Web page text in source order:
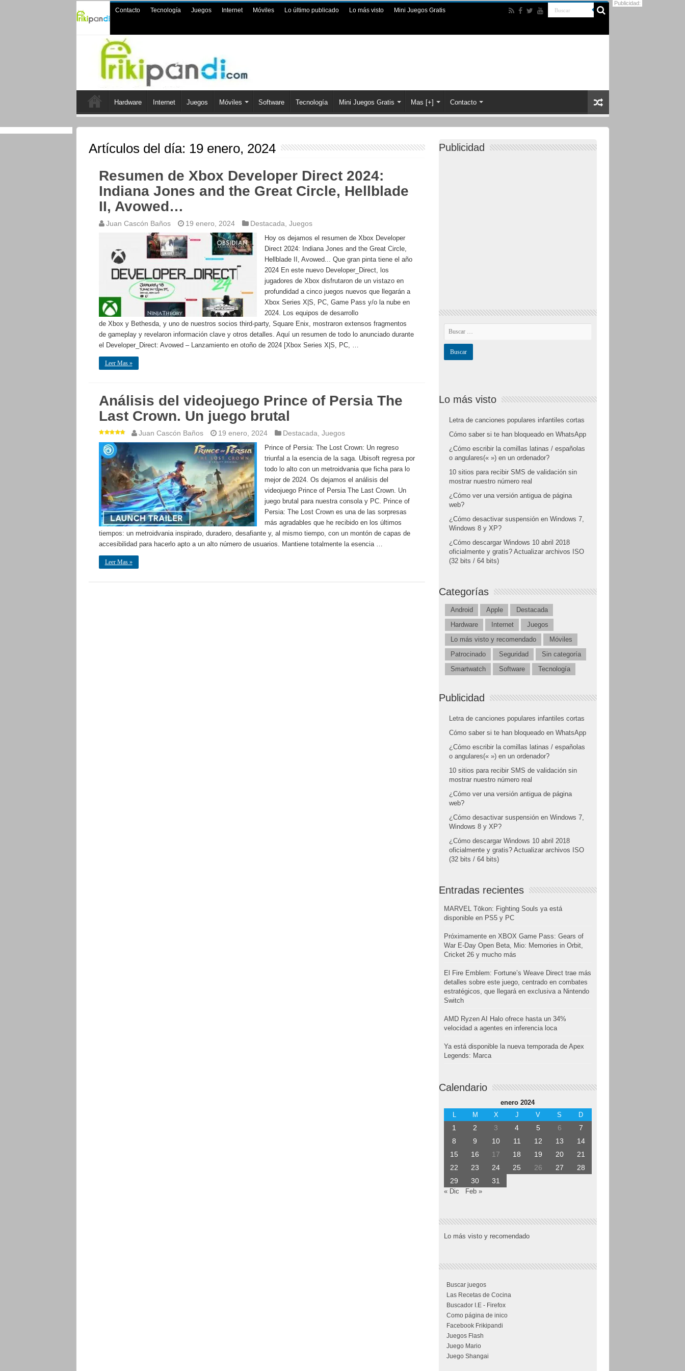
Contacto Tecnología Juegos Internet Móviles Lo último publicado Lo más visto Mini Juegos Gratis
Hardware Internet Juegos Móviles Software Tecnología Mini Juegos Gratis Mas [+] Contacto
Artículos del día: 19 enero, 2024
Resumen de Xbox Developer Direct 2024:
Indiana Jones and the Great Circle, Hellblade
II, Avowed…
Juan Cascón Baños 19 enero, 2024 Destacada Juegos
Hoy os dejamos el resumen de Xbox Developer
Direct 2024: Indiana Jones and the Great Circle,
Hellblade II, Avowed... Que gran pinta tiene el año
2024 En este nuevo Developer_Direct, los
jugadores de Xbox disfrutaron de un vistazo en
profundidad a cinco juegos nuevos que llegarán a
Xbox Series X|S, PC, Game Pass y/o la nube en
2024. Los equipos de desarrollo
de Xbox y Bethesda, y uno de nuestros socios third-party, Square Enix, mostraron extensos fragmentos
de gameplay y revelaron información clave y otros detalles. Aquí un resumen de todo lo anunciado durante
el Developer_Direct: Avowed – Lanzamiento en otoño de 2024 [Xbox Series X|S, PC, …
Leer Mas »
Análisis del videojuego Prince of Persia The
Last Crown. Un juego brutal
Juan Cascón Baños 19 enero, 2024 Destacada Juegos
Prince of Persia: The Lost Crown: Un regreso
triunfal a la esencia de la saga. Ubisoft regresa por
todo lo alto con un metroidvania que ficha para lo
mejor de 2024. Os dejamos el análisis del
videojuego Prince of Persia The Last Crown. Un
juego brutal para nuestra consola y PC. Prince of
Persia: The Lost Crown es una de las sorpresas
más agradables que he recibido en los últimos
tiempos: un metroidvania inspirado, duradero, desafiante y, al mismo tiempo, con un montón de capas de
accesibilidad para hacerlo apto a un alto número de usuarios. Mantiene totalmente la esencia …
Leer Mas »
Publicidad
Lo más visto
Letra de canciones populares infantiles cortas
Cómo saber si te han bloqueado en WhatsApp
¿Cómo escribir la comillas latinas / españolas
o angulares(« ») en un ordenador?
10 sitios para recibir SMS de validación sin
mostrar nuestro número real
¿Cómo ver una versión antigua de página
web?
¿Cómo desactivar suspensión en Windows 7,
Windows 8 y XP?
¿Cómo descargar Windows 10 abril 2018
oficialmente y gratis? Actualizar archivos ISO
(32 bits / 64 bits)
Categorías
Android Apple
Destacada
Hardware
Internet
Juegos
Lo más visto y recomendado
Móviles
Patrocinado
Seguridad
Sin categoría
Smartwatch
Software Tecnología
Publicidad
Letra de canciones populares infantiles cortas
Cómo saber si te han bloqueado en WhatsApp
¿Cómo escribir la comillas latinas / españolas
o angulares(« ») en un ordenador?
10 sitios para recibir SMS de validación sin
mostrar nuestro número real
¿Cómo ver una versión antigua de página
web?
¿Cómo desactivar suspensión en Windows 7,
Windows 8 y XP?
¿Cómo descargar Windows 10 abril 2018
oficialmente y gratis? Actualizar archivos ISO
(32 bits / 64 bits)
Entradas recientes
MARVEL Tōkon: Fighting Souls ya está
disponible en PS5 y PC
Próximamente en XBOX Game Pass: Gears of
War E-Day Open Beta, Mio: Memories in Orbit,
Cricket 26 y mucho más
El Fire Emblem: Fortune’s Weave Direct trae más
detalles sobre este juego, centrado en combates
estratégicos, que llegará en exclusiva a Nintendo
Switch
AMD Ryzen AI Halo ofrece hasta un 34%
velocidad a agentes en inferencia loca
Ya está disponible la nueva temporada de Apex
Legends: Marca
Calendario
enero 2024
L
M X J V S D
1 2 3 4 5 6
7
8
9 10 11 12 13
14
15
16 17 18 19 20
21
22
23 24 25 26 27
28
29
30 31
« Dic Feb »
Lo más visto y recomendado
Buscar juegos
Las Recetas de Cocina
Buscador I.E - Firefox
Como página de inico
Facebook Frikipandi
Juegos Flash
Juego Mario
Juego Shangai
Publicidad: